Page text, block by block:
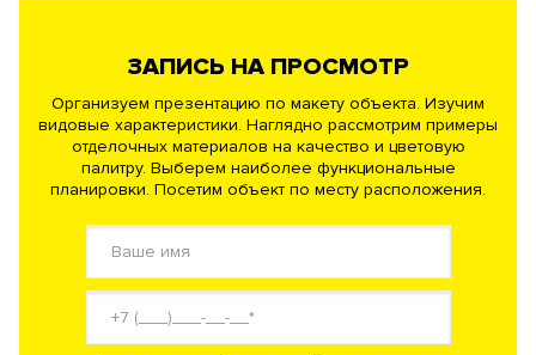
ЗАПИСЬ НА ПРОСМОТР
Организуем презентацию по макету объекта. Изучим
видовые характеристики. Наглядно рассмотрим примеры
отделочных материалов на качество и цветовую
палитру. Выберем наиболее функциональные
планировки. Посетим объект по месту расположения.